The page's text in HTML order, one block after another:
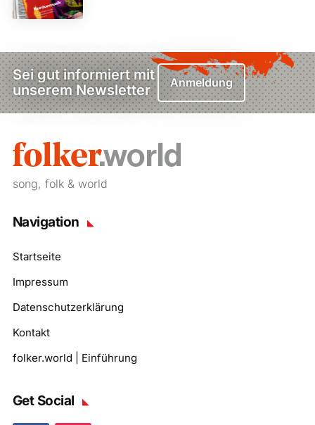
Sei gut informiert mit
unserem Newsletter
Anmeldung
song, folk & world
Navigation
Startseite
Impressum
Datenschutzerklärung
Kontakt
folker.world | Einführung
Get Social